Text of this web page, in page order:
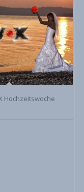
Hochzeitswoche